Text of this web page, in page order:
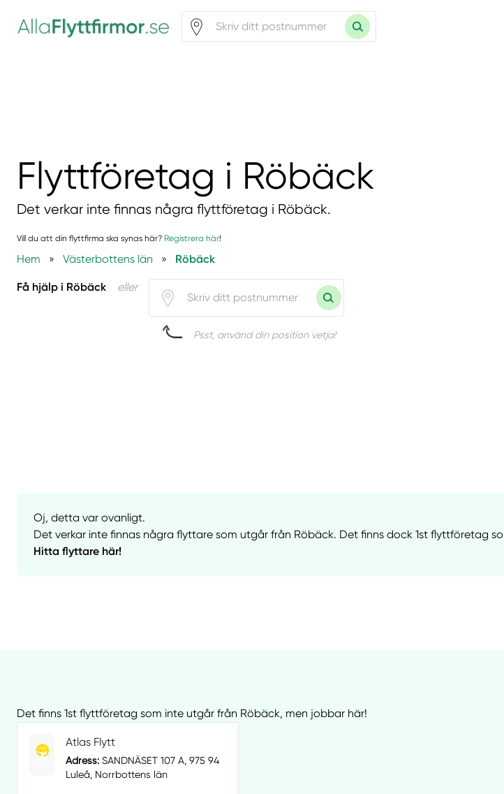
Flyttföretag i Röbäck
Det verkar inte finnas några flyttföretag i Röbäck.
Vill du att din flyttfirma ska synas här? Registrera här!
Hem » Västerbottens län » Röbäck
Få hjälp i Röbäck eller
Psst, använd din position vetja!
Oj, detta var ovanligt.
Det verkar inte finnas några flyttare som utgår från Röbäck. Det finns dock 1st flyttföretag
Hitta flyttare här!
Det finns 1st flyttföretag som inte utgår från Röbäck, men jobbar här!
Atlas Flytt
Adress: SANDNÄSET 107 A, 975 94
Luleå, Norrbottens län